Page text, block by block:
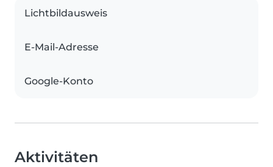
Lichtbildausweis
E-Mail-Adresse
Google-Konto
Aktivitäten